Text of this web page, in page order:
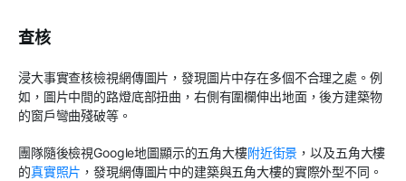
查核
浸大事實查核檢視網傳圖片，發現圖片中存在多個不合理之處。例
如，圖片中間的路燈底部扭曲，右側有圍欄伸出地面，後方建築物
的窗戶彎曲殘破等。
團隊隨後檢視Google地圖顯示的五角大樓附近街景 ，以及五角大樓
的真實照片 ，發現網傳圖片中的建築與五角大樓的實際外型不同。